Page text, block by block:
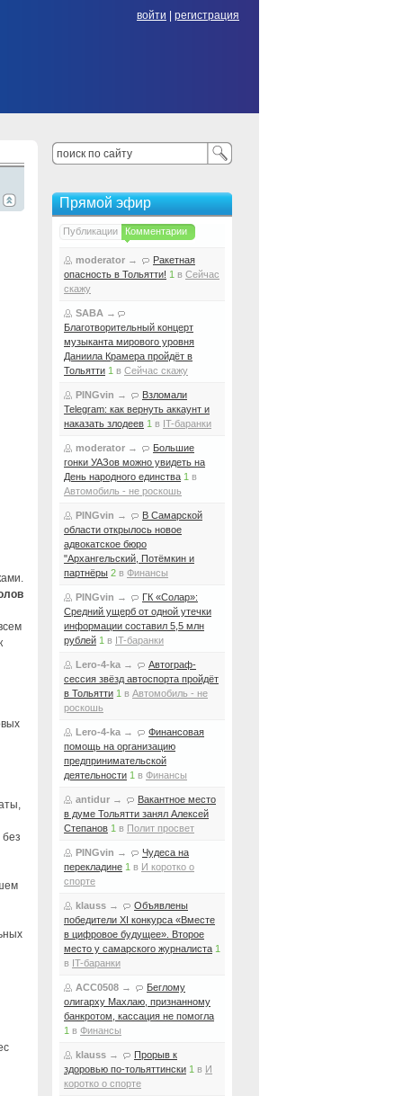
войти регистрация
Прямой эфир
Публикации Комментарии
moderator →
Ракетная
опасность в Тольятти! 1 в Сейчас
скажу
SABA →
Благотворительный концерт
музыканта мирового уровня
Даниила Крамера пройдёт в
Тольятти 1 в Сейчас скажу
PINGvin →
Взломали
Telegram: как вернуть аккаунт и
наказать злодеев 1 в IT-баранки
moderator →
Большие
гонки УАЗов можно увидеть на
День народного единства 1 в
Автомобиль - не роскошь
PINGvin →
В Самарской
области открылось новое
адвокатское бюро
"Архангельский, Потёмкин и
партнёры 2 в Финансы
PINGvin →
ГК «Солар»:
Средний ущерб от одной утечки
информации составил 5,5 млн
рублей 1 в IT-баранки
Lero-4-ka →
Автограф-
сессия звёзд автоспорта пройдёт
в Тольятти 1 в Автомобиль - не
роскошь
Lero-4-ka →
Финансовая
помощь на организацию
предпринимательской
деятельности 1 в Финансы
antidur →
Вакантное место
в думе Тольятти занял Алексей
Степанов 1 в Полит просвет
PINGvin →
Чудеса на
перекладине 1 в И коротко о
спорте
klauss →
Объявлены
победители XI конкурса «Вместе
в цифровое будущее». Второе
место у самарского журналиста 1
в IT-баранки
ACC0508 →
Беглому
олигарху Махлаю, признанному
банкротом, кассация не помогла
1 в Финансы
klauss →
Прорыв к
здоровью по-тольяттински 1 в И
коротко о спорте